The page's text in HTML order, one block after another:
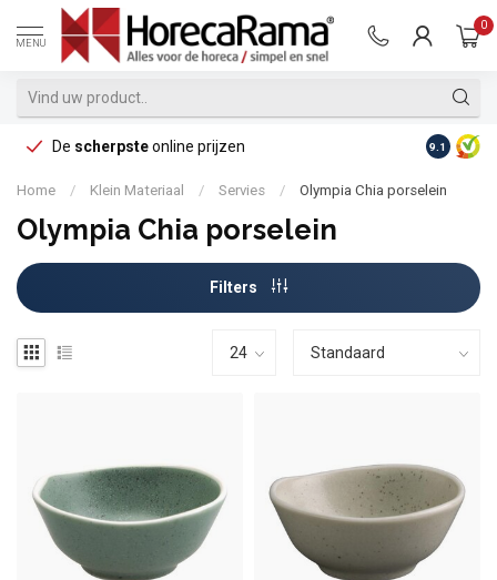
MENU
0
De scherpsteonline prijzen Op
9.1
Home / Klein Materiaal / Servies / Olympia Chia porselein
Olympia Chia porselein
Filters